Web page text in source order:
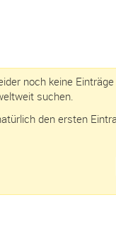
noch keine
suchen.
den ersten